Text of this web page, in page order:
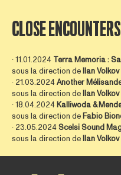
CLOSE
∙ 11.01.2024 Terra Memoria :
sous la direction deIlan Volkov
∙ 21.03.2024Another
sous la direction deIlan Volkov
∙ 18.04.2024Kalliwoda &
sous la direction deFabio
∙ 23.05.2024Scelsi Sound
sous la direction deIlanVolkov